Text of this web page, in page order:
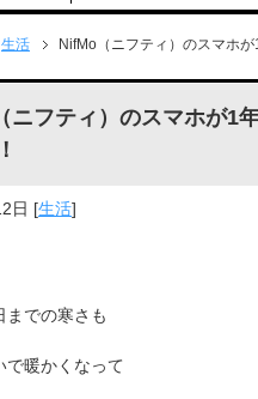
生活 NifMo（ニフティ）のスマホ
ニフティ）のスマホが1
日 [生活]
までの寒さも
で暖かくなって